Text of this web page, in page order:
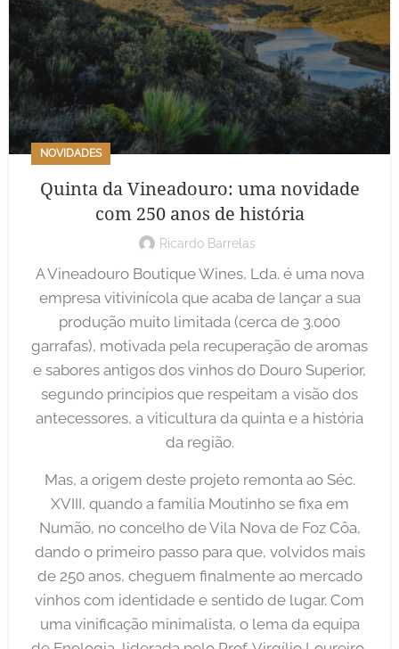
NOVIDADES
Quinta da Vineadouro: uma novidade
com 250 anos de história
Ricardo Barrelas
A Vineadouro Boutique Wines, Lda. é uma nova
empresa vitivinícola que acaba de lançar a sua
produção muito limitada (cerca de 3.000
garrafas), motivada pela recuperação de aromas
e sabores antigos dos vinhos do Douro Superior,
segundo princípios que respeitam a visão dos
antecessores, a viticultura da quinta e a história
da região.
Mas, a origem deste projeto remonta ao Séc.
XVIII, quando a família Moutinho se fixa em
Numão, no concelho de Vila Nova de Foz Côa,
dando o primeiro passo para que, volvidos mais
de 250 anos, cheguem finalmente ao mercado
vinhos com identidade e sentido de lugar. Com
uma vinificação minimalista, o lema da equipa